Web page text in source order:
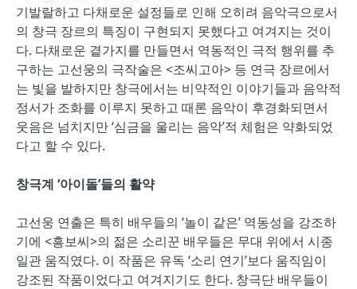
기발랄하고 다채로운 설정들로 인해 오히려 음악극으로서
의 창극 장르의 특징이 구현되지 못했다고 여겨지는 것이
다. 다채로운 곁가지를 만들면서 역동적인 극적 행위를 추
구하는 고선웅의 극작술은 <조씨고아> 등 연극 장르에서
는 빛을 발하지만 창극에서는 비약적인 이야기들과 음악적
정서가 조화를 이루지 못하고 때론 음악이 후경화되면서
웃음은 넘치지만 ‘심금을 울리는 음악’적 체험은 약화되었
다고 할 수 있다.
창극계 ‘아이돌’들의 활약
고선웅 연출은 특히 배우들의 ‘놀이 같은’ 역동성을 강조하
기에 <흥보씨>의 젊은 소리꾼 배우들은 무대 위에서 시종
일관 움직였다. 이 작품은 유독 ‘소리 연기’보다 움직임이
강조된 작품이었다고 여겨지기도 한다. 창극단 배우들이